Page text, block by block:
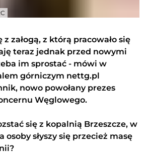
z załogą, z którą pracowało się
teraz jednak przed nowymi
im sprostać - mówi w
górniczym nettg.pl
nowo powołany prezes
Węglowego.
się z kopalnią Brzeszcze, w
osoby słyszy się przecież masę